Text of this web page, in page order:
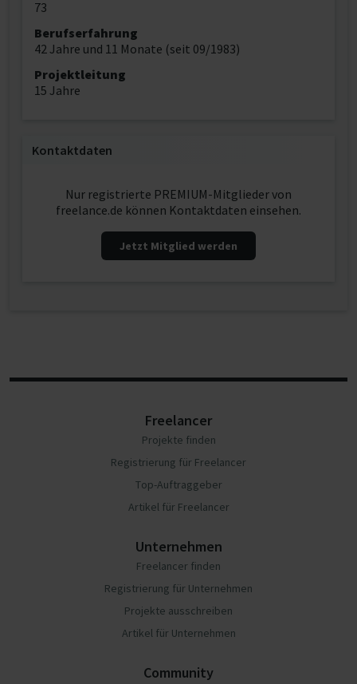
73
Berufserfahrung
42 Jahre und 11 Monate (seit 09/1983)
Projektleitung
15 Jahre
Kontaktdaten
Nur registrierte PREMIUM-Mitglieder von
freelance.de können Kontaktdaten einsehen.
Jetzt Mitglied werden
Freelancer
Projekte finden
Registrierung für Freelancer
Top-Auftraggeber
Artikel für Freelancer
Unternehmen
Freelancer finden
Registrierung für Unternehmen
Projekte ausschreiben
Artikel für Unternehmen
Community